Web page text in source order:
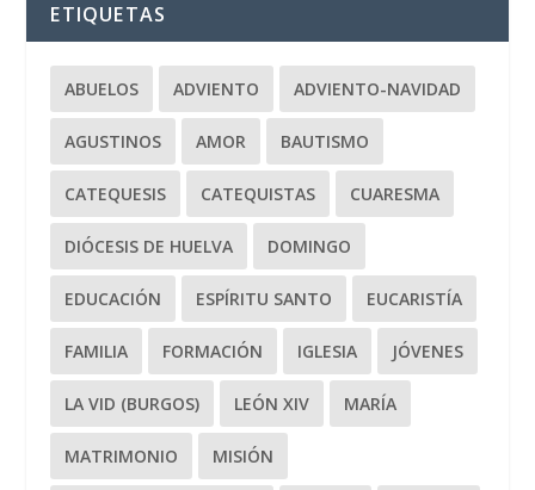
ETIQUETAS
ABUELOS ADVIENTO ADVIENTO-NAVIDAD
AGUSTINOS AMOR BAUTISMO
CATEQUESIS CATEQUISTAS CUARESMA
DIÓCESIS DE HUELVA DOMINGO
EDUCACIÓN ESPÍRITU SANTO EUCARISTÍA
FAMILIA FORMACIÓN IGLESIA JÓVENES
LA VID (BURGOS) LEÓN XIV MARÍA
MATRIMONIO MISIÓN